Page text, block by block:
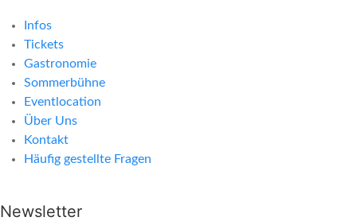
Infos
Tickets
Gastronomie
Sommerbühne
Eventlocation
Über Uns
Kontakt
Häufig gestellte Fragen
Newsletter